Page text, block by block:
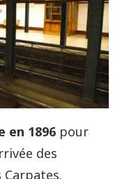
en 1896 pour
des
Carpates.